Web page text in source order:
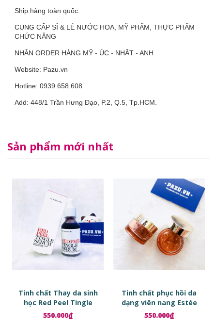
Ship hàng toàn quốc.
CUNG CẤP SỈ & LẺ NƯỚC HOA, MỸ PHẨM, THỰC PHẨM
CHỨC NĂNG
NHẬN ORDER HÀNG MỸ - ÚC - NHẬT - ANH
Website: Pazu.vn
Hotline: 0939.658.608
Add: 448/1 Trần Hưng Đạo, P.2, Q.5, Tp.HCM.
Sản phẩm mới nhất
Tinh chất Thay da sinh
học Red Peel Tingle
Serum
550.000₫
Tinh chất phục hồi da
dạng viên nang Estée
Lauder Advanced Night
Repair Ampoules
550.000₫